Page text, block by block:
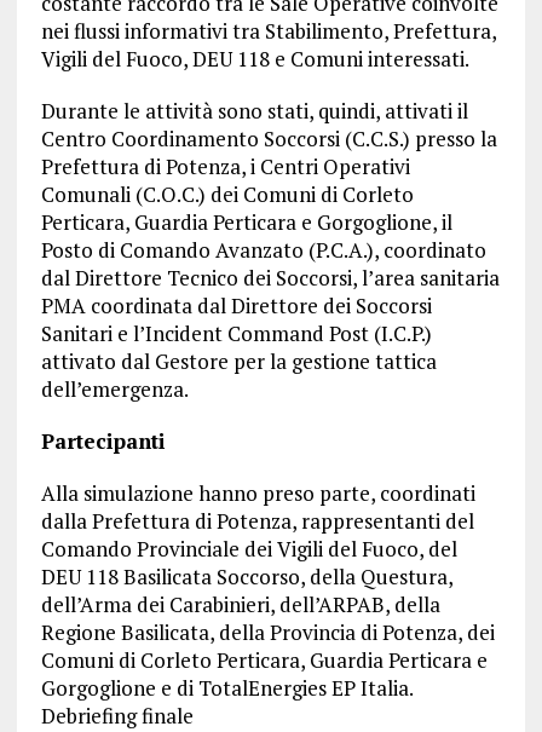
nei flussi informativi tra Stabilimento, Prefettura,
Vigili del Fuoco, DEU 118 e Comuni interessati.
Durante le attività sono stati, quindi, attivati il
Centro Coordinamento Soccorsi (C.C.S.) presso la
Prefettura di Potenza, i Centri Operativi
Comunali (C.O.C.) dei Comuni di Corleto
Perticara, Guardia Perticara e Gorgoglione, il
Posto di Comando Avanzato (P.C.A.), coordinato
dal Direttore Tecnico dei Soccorsi, l’area sanitaria
PMA coordinata dal Direttore dei Soccorsi
Sanitari e l’Incident Command Post (I.C.P.)
attivato dal Gestore per la gestione tattica
dell’emergenza.
Partecipanti
Alla simulazione hanno preso parte, coordinati
dalla Prefettura di Potenza, rappresentanti del
Comando Provinciale dei Vigili del Fuoco, del
DEU 118 Basilicata Soccorso, della Questura,
dell’Arma dei Carabinieri, dell’ARPAB, della
Regione Basilicata, della Provincia di Potenza, dei
Comuni di Corleto Perticara, Guardia Perticara e
Gorgoglione e di TotalEnergies EP Italia.
Debriefing finale